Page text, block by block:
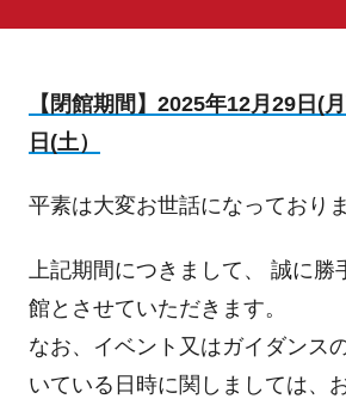
【閉館期間】 2025年12月29日(
日(土）
平素は大変お世話になっておりま
上記期間につきまして、 誠に勝
館とさせていただきます。
なお、イベント又はガイダンス
いている日時に関しましては、